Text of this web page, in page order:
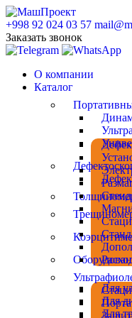
+998 92 024 03 57
Заказать звонок
О компании
Каталог
Для
Для
Для